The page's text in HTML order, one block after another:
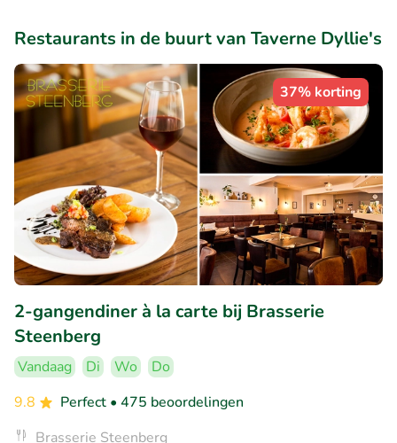
Restaurants in de buurt van Taverne Dyllie's
37% korting
2-gangendiner à la carte bij Brasserie
Steenberg
Vandaag Di Wo
Do
9.8
Perfect • 475 beoordelingen
Brasserie Steenberg